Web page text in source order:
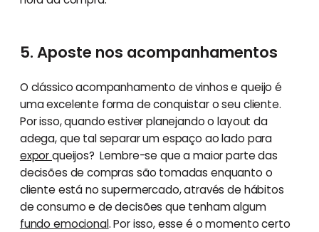
5. Aposte nos acompanhamentos
O clássico acompanhamento de vinhos e queijo é
uma excelente forma de conquistar o seu cliente.
Por isso, quando estiver planejando o layout da
adega, que tal separar um espaço ao lado para
exporqueijos? Lembre-se que a maior parte das
decisões de compras são tomadas enquanto o
cliente está no supermercado, através de hábitos
de consumo e de decisões que tenham algum
fundo emocional. Por isso, esse é o momento certo